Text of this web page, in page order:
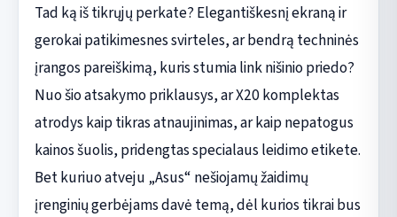
Tad ką iš tikrųjų perkate? Elegantiškesnį ekraną ir
gerokai patikimesnes svirteles, ar bendrą techninės
įrangos pareiškimą, kuris stumia link nišinio priedo?
Nuo šio atsakymo priklausys, ar X20 komplektas
atrodys kaip tikras atnaujinimas, ar kaip nepatogus
kainos šuolis, pridengtas specialaus leidimo etikete.
Bet kuriuo atveju „Asus“ nešiojamų žaidimų
įrenginių gerbėjams davė temą, dėl kurios tikrai bus